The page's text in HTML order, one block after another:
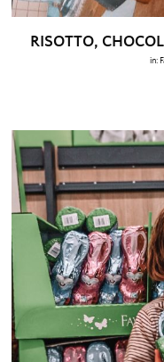
RISOTTO,
in: